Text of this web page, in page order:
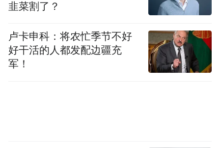
韭菜割了？
卢卡申科：将农忙季节不好
好干活的人都发配边疆充
军！